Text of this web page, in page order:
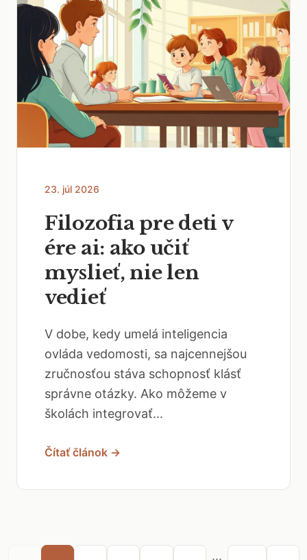
23. júl 2026
Filozofia pre deti v
ére ai: ako učiť
myslieť, nie len
vedieť
V dobe, kedy umelá inteligencia
ovláda vedomosti, sa najcennejšou
zručnosťou stáva schopnosť klásť
správne otázky. Ako môžeme v
školách integrovať...
Čítať článok →
...